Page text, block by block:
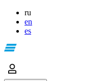
ru
en
es